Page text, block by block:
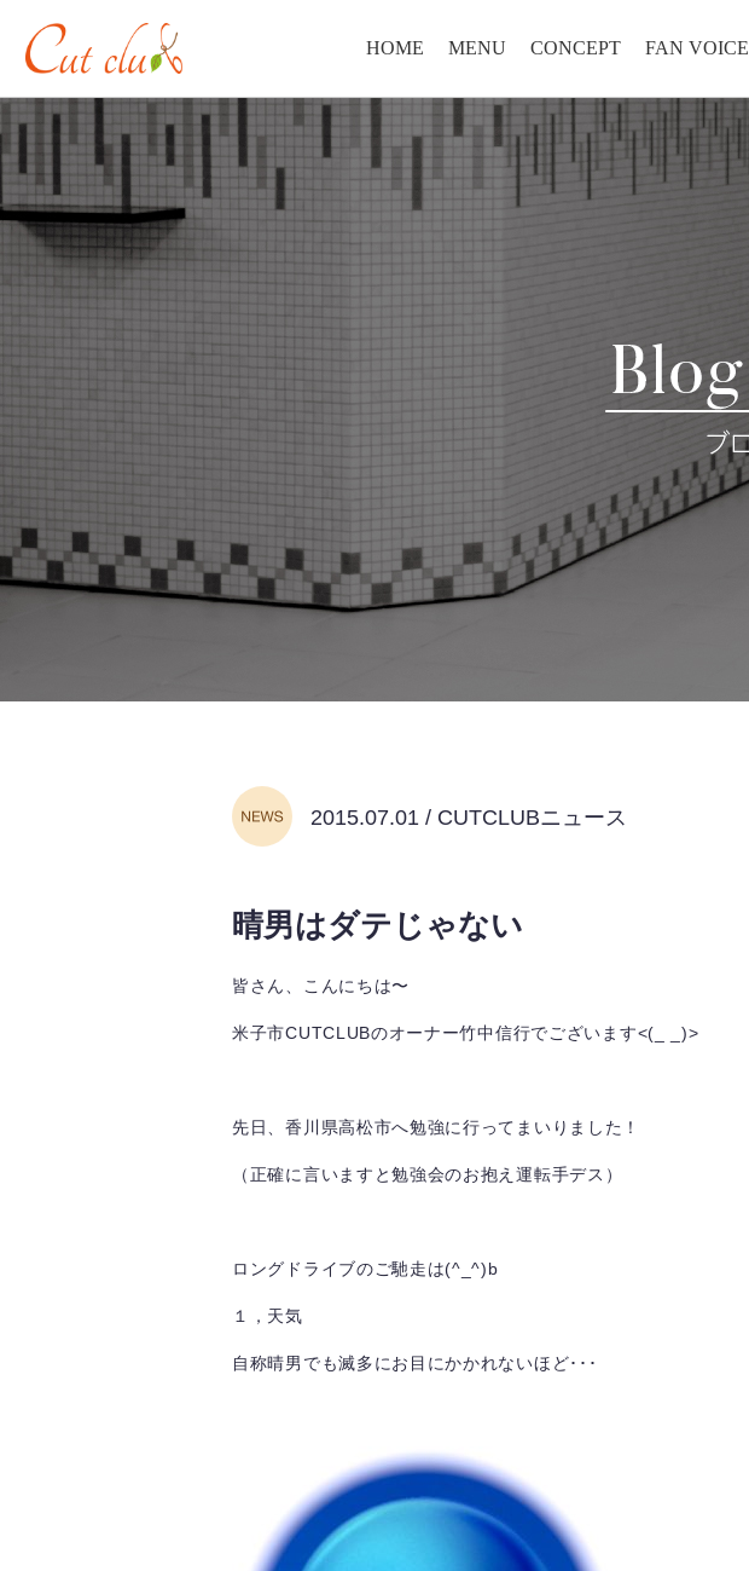
HOME MENU CONCEPT FAN VOICE
2015.07.01 / CUTCLUBニュース
晴男はダテじゃない
皆さん、こんにちは〜
米子市CUTCLUBのオーナー竹中信行でございます<(_ _)>
先日、香川県高松市へ勉強に行ってまいりました！
（正確に言いますと勉強会のお抱え運転手デス）
ロングドライブのご馳走は(^_^)b
１，天気
自称晴男でも滅多にお目にかかれないほど･･･